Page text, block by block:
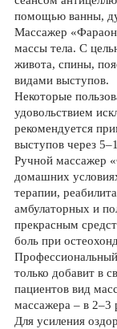
помощью ванны,
Массажер
массы тела. С
живота, спины,
видами выступов.
Некоторые
удовольствием
рекомендуется
выступов через
Ручной массажер
домашних
терапии,
амбулаторных и
прекрасным
боль при
только добавит в
пациентов вид
массажера – в 2–3
Для усиления